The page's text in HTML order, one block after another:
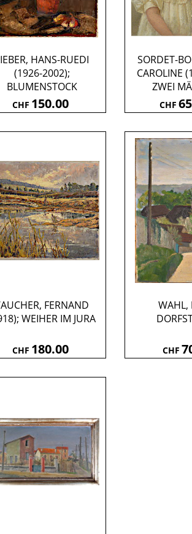
HANS-RUEDI
(1926-2002);
BLUMENSTOCK
CHF 150.00
SORDET-
CAROLINE
ZWEI
CHF
FERNAND
WEIHER IM JURA
CHF 180.00
WAHL,
CHF